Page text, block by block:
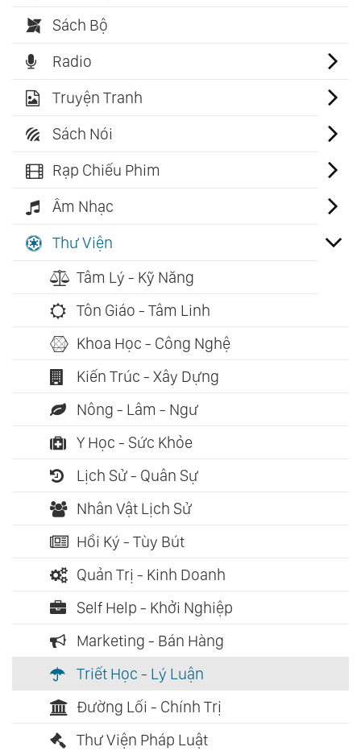
Sách Bộ
Radio
Truyện Tranh
Sách Nói
Rạp Chiếu Phim
Âm Nhạc
Thư Viện
Tâm Lý - Kỹ Năng
Tôn Giáo - Tâm Linh
Khoa Học - Công Nghệ
Kiến Trúc - Xây Dựng
Nông - Lâm - Ngư
Y Học - Sức Khỏe
Lịch Sử - Quân Sự
Nhân Vật Lịch Sử
Hồi Ký - Tùy Bút
Quản Trị - Kinh Doanh
Self Help - Khởi Nghiệp
Marketing - Bán Hàng
Triết Học - Lý Luận
Đường Lối - Chính Trị
Thư Viện Pháp Luật